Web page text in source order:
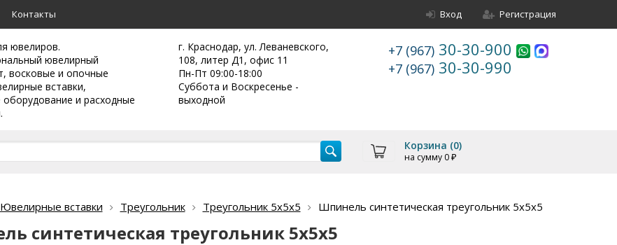
Контакты Вход Регистрация
ювелиров.
ювелирный
восковые и опочные
вставки,
и расходные
г. Краснодар, ул. Леваневского,
108, литер Д1, офис 11
Пн-Пт 09:00-18:00
Суббота и Воскресенье -
выходной
+7 (967) 30-30-900
+7 (967) 30-30-990
Корзина (0)
на сумму 0 ₽
Ювелирные вставки Треугольник Треугольник 5х5х5 Шпинель синтетическая треугольник 5х5х5
синтетическая треугольник 5х5х5